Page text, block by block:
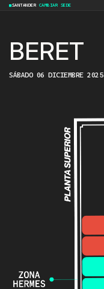
■SANTANDER CAMBIAR SEDE
BERET
SÁBADO 06 DICIEMBRE 2025